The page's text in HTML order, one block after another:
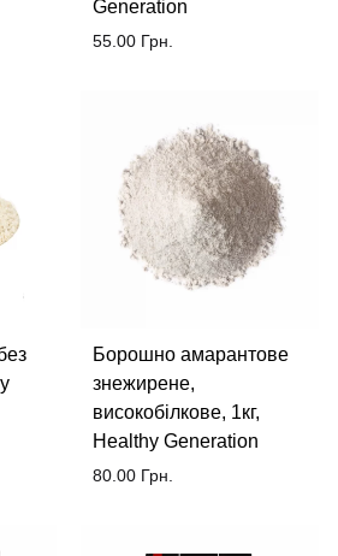
Generation
55.00 Грн.
Борошно амарантове
знежирене,
високобілкове, 1кг,
Healthy Generation
80.00 Грн.